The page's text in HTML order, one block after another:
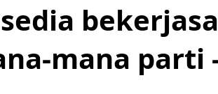
sedia
mana parti